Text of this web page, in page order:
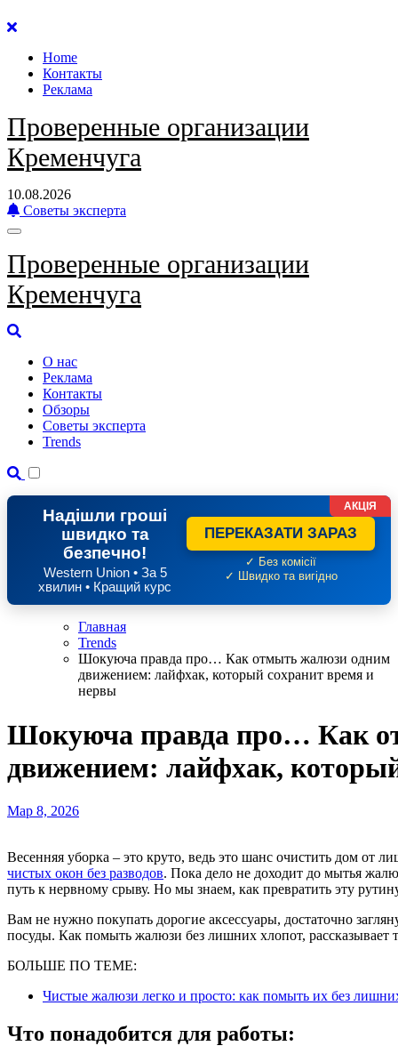
Перейти
содержанию
Home
Контакты
Реклама
Проверенные организации
Кременчуга
10.08.2026
Советы эксперта
Проверенные организации
Кременчуга
О нас
Реклама
Контакты
Обзоры
Советы эксперта
Trends
Надішли гроші
швидко та
безпечно!
Western Union • За 5
хвилин • Кращий курс
ПЕРЕКАЗАТИ ЗАРАЗ
✓ Без комісії
✓ Швидко та вигідно
АКЦІЯ
Главная
Trends
Шокуюча правда про… Как отмыть жалюзи одним
движением: лайфхак, который сохранит время и
нервы
Шокуюча правда про… Как
движением: лайфхак,
Мар 8, 2026
Весенняя уборка – это круто, ведь это шанс очистить дом
чистых окон без разводов. Пока дело не доходит до мытья
путь к нервному срыву. Но мы знаем, как превратить эту
Вам не нужно покупать дорогие аксессуары, достаточно
посуды. Как помыть жалюзи без лишних хлопот, рассказывает
БОЛЬШЕ ПО ТЕМЕ:
Чистые жалюзи легко и просто: как помыть их без
Что понадобится для работы: